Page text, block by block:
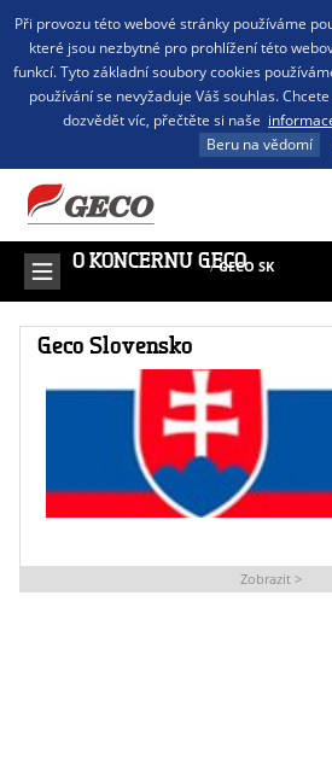
Při provozu této webové stránky používáme
které jsou nezbytné pro prohlížení této
funkcí. Tyto základní soubory cookies
používání se nevyžaduje Váš souhlas.
dozvědět víc, přečtěte si naše
Beru na vědomí
O KONCERNU GECO
/GECO SK
Geco Slovensko
Zobrazit >